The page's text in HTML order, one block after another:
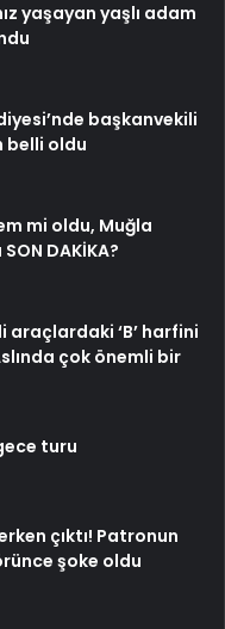
yaşayan yaşlı adam
başkanvekili
belli oldu
mi oldu, Muğla
DAKİKA?
‘B’ harfini
çok önemli bir
turu
çıktı! Patronun
şoke oldu